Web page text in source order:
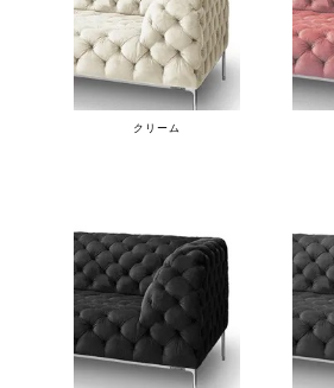
クリーム